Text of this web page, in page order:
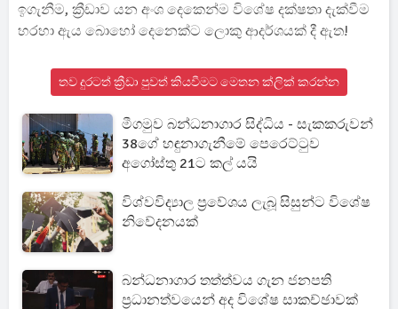
ඉගැනීම, ක්‍රීඩාව යන අංශ දෙකෙන්ම විශේෂ දක්ෂතා දැක්වීම
හරහා ඇය බොහෝ දෙනෙක්ට ලොකු ආදර්ශයක් දී ඇත!
තව දුරටත් ක්‍රීඩා පුවත් කියවීමට මෙතන ක්ලික් කරන්න
මීගමුව බන්ධනාගාර සිද්ධිය - සැකකරුවන්
38ගේ හඳුනාගැනීමේ පෙරෙට්ටුව
අගෝස්තු 21ට කල් යයි
විශ්වවිද්‍යාල ප්‍රවේශය ලැබූ සිසුන්ට විශේෂ
නිවේදනයක්
බන්ධනාගාර තත්ත්වය ගැන ජනපති
ප්‍රධානත්වයෙන් අද විශේෂ සාකච්ඡාවක්